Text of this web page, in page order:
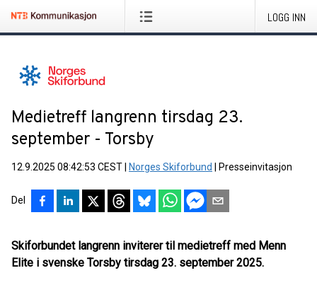
LOGG INN
Medietreff langrenn tirsdag 23.
september - Torsby
12.9.2025 08:42:53 CEST Norges Skiforbund Presseinvitasjon
Del
Skiforbundet langrenn inviterer til medietreff med Menn
Elite i svenske Torsby tirsdag 23. september 2025.